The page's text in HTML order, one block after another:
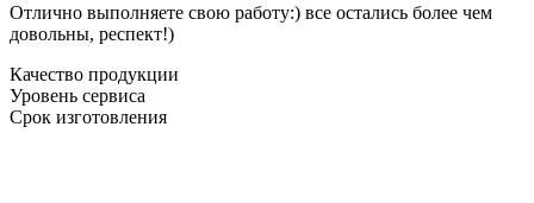
Отлично выполняете свою работу:) все остались более чем
довольны, респект!)
Качество продукции
Уровень сервиса
Срок изготовления